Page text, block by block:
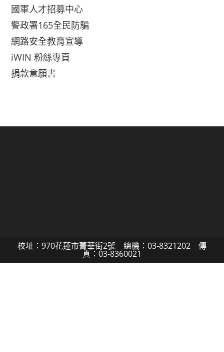
國軍人才招募中心
警政署165全民防騙
網路安全教育宣導
iWIN 粉絲專頁
捐款意願書
校址：970花蓮市菁華街2號 總機：03-8321202 傳
真：03-8360021